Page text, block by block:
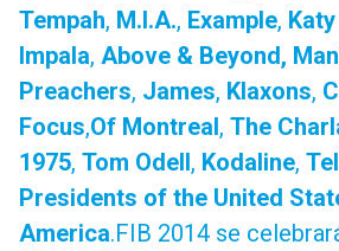
Tempah, M.I.A., Example,
Impala, Above & Beyond,
Preachers, James, Klaxons,
Focus,Of Montreal, The
1975, Tom Odell, Kodaline,
Presidents of the United
America.FIB 2014 se